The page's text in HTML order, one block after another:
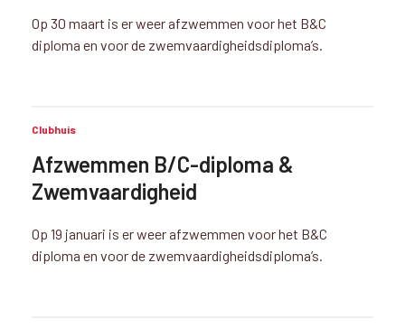
Op 30 maart is er weer afzwemmen voor het B&C
diploma en voor de zwemvaardigheidsdiploma’s.
Clubhuis
Afzwemmen B/C-diploma &
Zwemvaardigheid
Op 19 januari is er weer afzwemmen voor het B&C
diploma en voor de zwemvaardigheidsdiploma’s.